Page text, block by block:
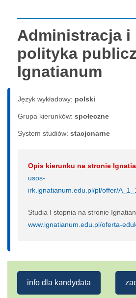
Administracja i
polityka
Ignatianum
Język wykładowy: polski
Grupa kierunków: społeczne
System studiów: sta­cjo­nar­ne
Opis kierunku na stronie
usos-
irk.ignatianum.edu.pl/pl/offer/
Studia I stopnia na stronie
www.ignatianum.edu.pl/oferta-
info dla kandydata